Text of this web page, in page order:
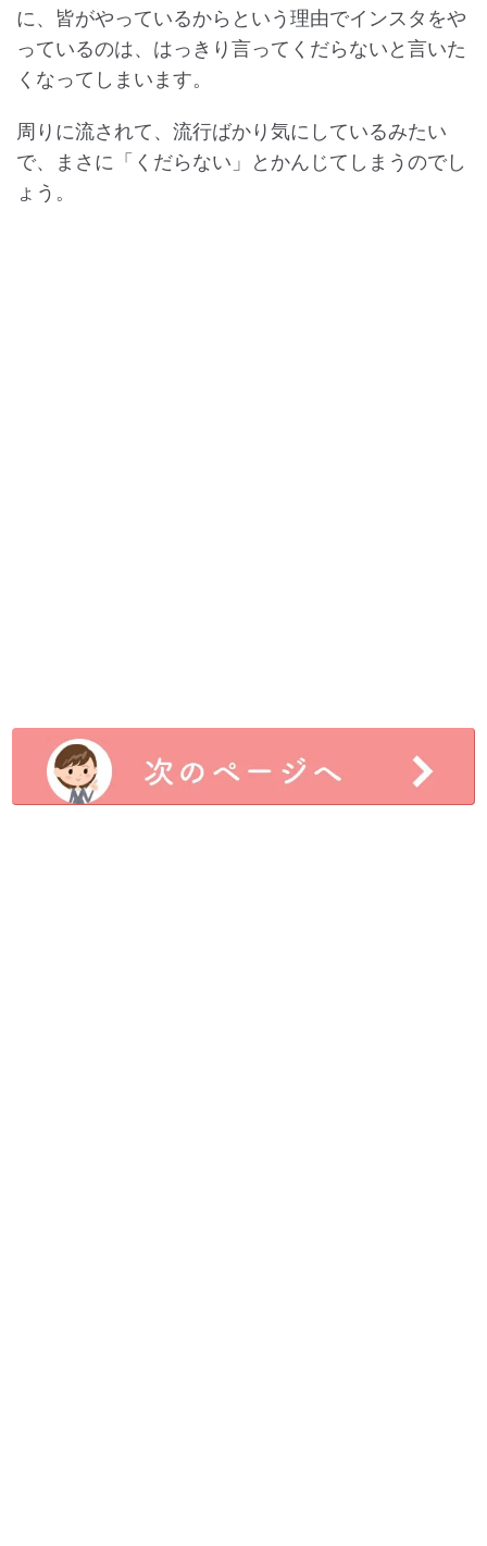
に、皆がやっているからという理由でインスタをや
っているのは、はっきり言ってくだらないと言いた
くなってしまいます。
周りに流されて、流行ばかり気にしているみたい
で、まさに「くだらない」とかんじてしまうのでし
ょう。